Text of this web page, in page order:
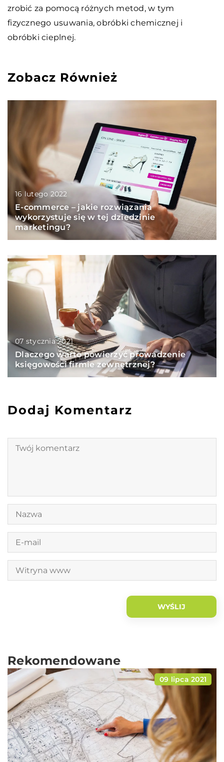
zrobić za pomocą różnych metod, w tym
fizycznego usuwania, obróbki chemicznej i
obróbki cieplnej.
Zobacz Również
16 lutego 2022
E-commerce – jakie rozwiązania
wykorzystuje się w tej dziedzinie
marketingu?
07 stycznia 2021
Dlaczego warto powierzyć prowadzenie
księgowości firmie zewnętrznej?
Dodaj Komentarz
Rekomendowane
09 lipca 2021